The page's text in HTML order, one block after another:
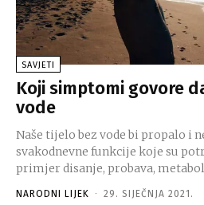
SAVJETI
Koji simptomi govore
vode
Naše tijelo bez vode bi propalo i
svakodnevne funkcije koje su
primjer disanje, probava,
NARODNI LIJEK - 29. SIJEČNJA 2021.